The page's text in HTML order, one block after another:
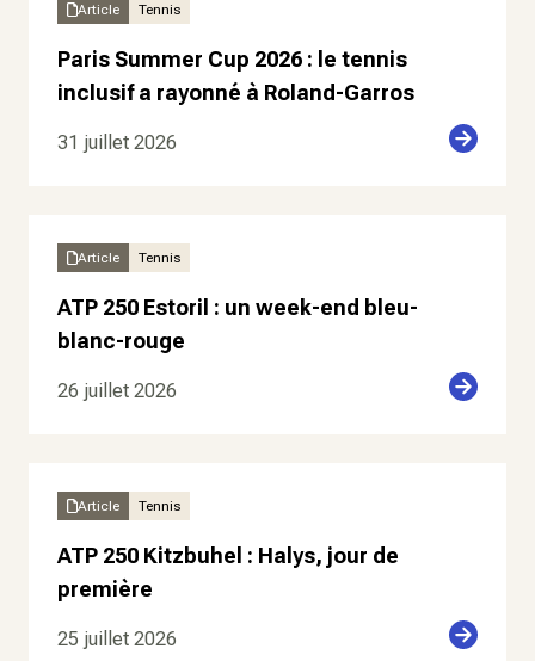
Article Tennis
Paris Summer Cup 2026 : le tennis
inclusif a rayonné à Roland-Garros
31 juillet 2026
Article Tennis
ATP 250 Estoril : un week-end bleu-
blanc-rouge
26 juillet 2026
Article Tennis
ATP 250 Kitzbuhel : Halys, jour de
première
25 juillet 2026